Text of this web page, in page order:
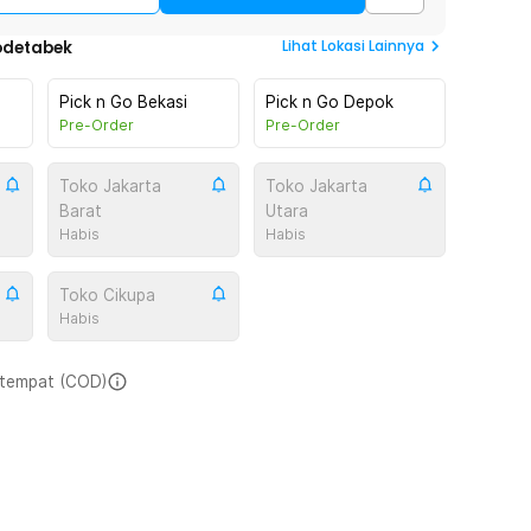
Lihat Lokasi Lainnya
Pick n Go Bekasi
Pre-Order
Pick n Go Depok
Pre-Order
Toko Jakarta
Barat
Habis
Toko Jakarta
Utara
Habis
Toko Cikupa
Habis
(COD)